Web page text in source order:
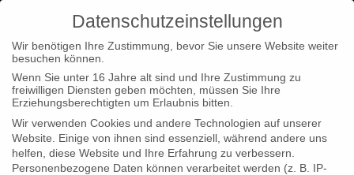
Home Startseite
Christian Beetz in Hong Kong und auf der
IDFA
Datenschutzeinstellungen
Wir benötigen Ihre Zustimmung, bevor Sie unsere Website weiter
besuchen können.
Wenn Sie unter 16 Jahre alt sind und Ihre Zustimmung zu
freiwilligen Diensten geben möchten, müssen Sie Ihre
Erziehungsberechtigten um Erlaubnis bitten.
Wir verwenden Cookies und andere Technologien auf unserer
Website. Einige von ihnen sind essenziell, während andere uns
helfen, diese Website und Ihre Erfahrung zu verbessern.
Personenbezogene Daten können verarbeitet werden (z. B. IP-